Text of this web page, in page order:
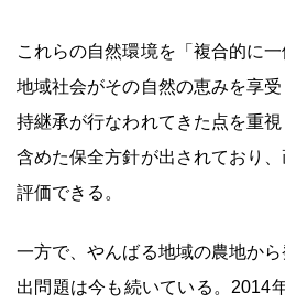
これらの自然環境を「複合的に
地域社会がその自然の恵みを享
持継承が行なわれてきた点を重
含めた保全方針が出されており
評価できる。
一方で、やんばる地域の農地か
出問題は今も続いている。2014